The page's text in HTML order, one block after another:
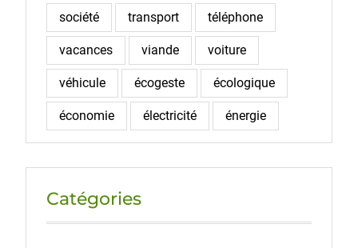
société transport téléphone
vacances viande voiture
véhicule écogeste écologique
économie électricité énergie
Catégories